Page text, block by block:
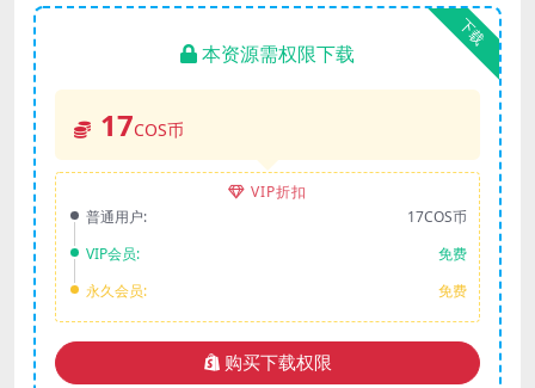
下载
本资源需权限下载
17COS币
VIP折扣
普通用户:
17COS币
VIP会员:
免费
永久会员:
免费
购买下载权限